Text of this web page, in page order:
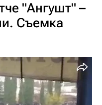
"Ангушт" –
Съемка